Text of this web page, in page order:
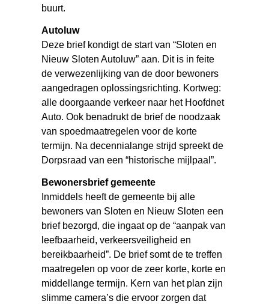
buurt.
Autoluw
Deze brief kondigt de start van “Sloten en
Nieuw Sloten Autoluw” aan. Dit is in feite
de verwezenlijking van de door bewoners
aangedragen oplossingsrichting. Kortweg:
alle doorgaande verkeer naar het Hoofdnet
Auto. Ook benadrukt de brief de noodzaak
van spoedmaatregelen voor de korte
termijn. Na decennialange strijd spreekt de
Dorpsraad van een “historische mijlpaal”.
Bewonersbrief gemeente
Inmiddels heeft de gemeente bij alle
bewoners van Sloten en Nieuw Sloten een
brief bezorgd, die ingaat op de “aanpak van
leefbaarheid, verkeersveiligheid en
bereikbaarheid”. De brief somt de te treffen
maatregelen op voor de zeer korte, korte en
middellange termijn. Kern van het plan zijn
slimme camera’s die ervoor zorgen dat